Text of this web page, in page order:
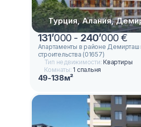
Турция, Алания,
131’000 - 240’000 €
Апартаменты в районе Демирташ
строительства (01657)
Тип недвижимости:Квартиры
Комнаты: 1 спальня
49-138м²